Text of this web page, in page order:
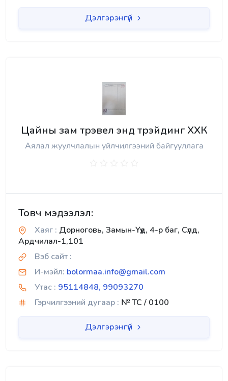
Дэлгэрэнгүй
Цайны зам трэвел энд трэйдинг ХХК
Аялал жуулчлалын үйлчилгээний байгууллага
Товч мэдээлэл:
Хаяг : Дорноговь, Замын-Үүд, 4-р баг, Сүлд,
Ардчилал-1,101
Вэб сайт :
И-мэйл: bolormaa.info@gmail.com
Утас : 95114848, 99093270
Гэрчилгээний дугаар : № TC / 0100
Дэлгэрэнгүй